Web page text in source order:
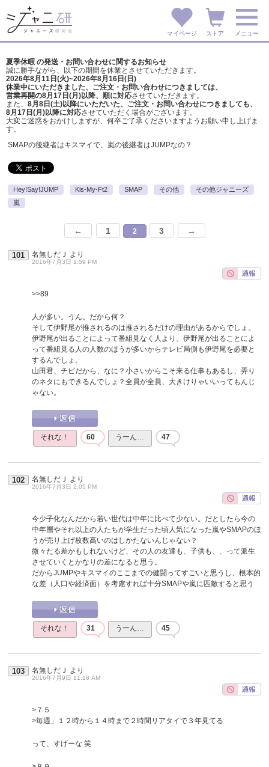
マイページ ストア メニュー
夏季休暇 の発送・お問い合わせに関するお知らせ
誠に勝手ながら、以下の期間を休業とさせていただきます。
2026年8月11日(火)~2026年8月16日(日)
休業中にいただきました、ご注文・お問い合わせにつきましては、
営業再開の8月17日(月)以降、順に対応させていただきます。
また、 8月8日(土)以降にいただいた、ご注文・ お問い合わせにつきましても、
8月17日(月)以降に対応させていただく場合がございます。
大変ご迷惑をおかけしますが、 何卒ご了承くださいますようお願い申し上げま
す。
SMAPの後継者はキスマイで、嵐の後継者はJUMPなの？
Hey!Say!JUMP Kis-My-Ft2 SMAP その他
その他ジャニーズ
嵐
← 1 2 3 →
101 名無しだＪ より
2016年7月3日 1:59 PM
>>89
人が多い。うん。だから何？
そして伊野尾が推されるのは推されるだけの理由があるからでしょ。
伊野尾が出ることによって番組見なく人より、伊野尾が出ることによ
って番組見る人の人数のほうが多いからテレビ局側も伊野尾を必要と
するんでしょ。
山田君、チビだから、なに？小さいからこそ来る仕事もあるし、弄り
のネタにもできるんでしょ？全員が全員、大きけりゃいいってもんじ
ゃない。
それな！ 60 うーん… 47
102 名無しだＪ より
2016年7月3日 2:05 PM
今少子化なんだから若い世代は中年に比べて少ない。だとしたら今の
中年層やそれ以上の人たちが学生だった頃人気になった嵐やSMAPのほ
うが売り上げ枚数高いのはしかたないんじゃない？
微々たる差かもしれないけど、その人の友達も、子供も、、って派生
させていくとかなりの差になると思う。
だからJUMPやキスマイのここまでの健闘ってすごいと思うし、根本的
な差（人口や経済面）を考慮すれば十分SMAPや嵐に匹敵すると思う
それな！ 31 うーん… 45
103 名無しだＪ より
2016年7月9日 11:18 AM
>７５
>毎週」１２時から１４時まで２時間リアタイで３年見てる
って、すげーな 笑